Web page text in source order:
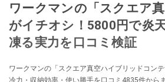
ワークマンの「スクエア真
がイチオシ！5800円で炎
凍る実力を口コミ検証
ワークマンの「スクエア真空ハイブリッドコン
冷力・収納効率・使い勝手を口コミ4835件から